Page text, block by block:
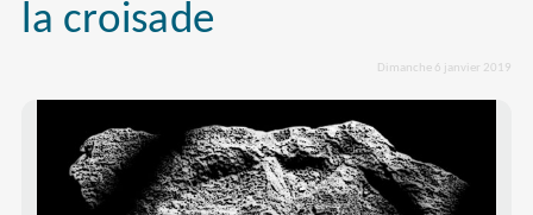
la croisade
Dimanche 6 janvier 2019